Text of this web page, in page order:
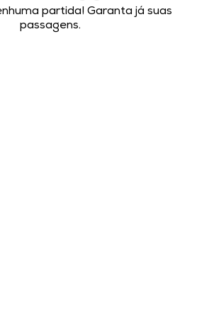
partida! Garanta já suas
passagens.